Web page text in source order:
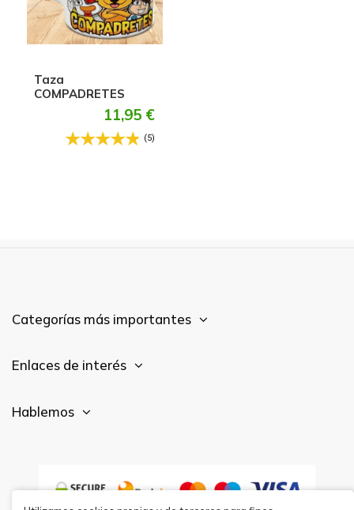
Taza
COMPADRETES
11,95 €
(5)
Categorías más importantes
Enlaces de interés
Hablemos